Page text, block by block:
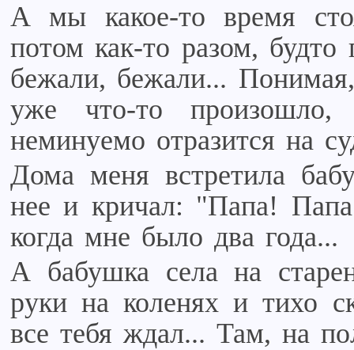
А мы какое-то время
потом как-то разом,
бежали, бежали...
уже что-то
неминуемо отразится на
Дома меня встретила
нее и кричал: "Папа!
когда мне было два года...
А бабушка села на
руки на коленях и тихо
все тебя ждал... Там, на